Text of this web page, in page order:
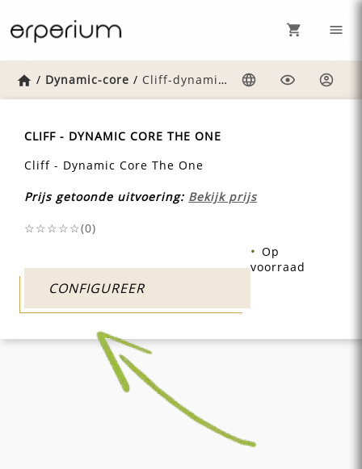
Home
/ Dynamic-core / Cliff-dynamic-core-the-one
CLIFF - DYNAMIC CORE THE ONE
Cliff - Dynamic Core The One
Prijs getoonde uitvoering: Bekijk prijs
☆☆☆☆☆(0)
CONFIGUREER
Op
voorraad